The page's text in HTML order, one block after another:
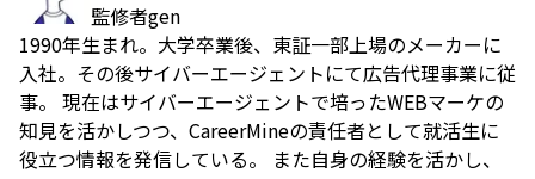
監修者gen
1990年生まれ。大学卒業後、東証一部上場のメーカーに
入社。その後サイバーエージェントにて広告代理事業に従
事。 現在はサイバーエージェントで培ったWEBマーケの
知見を活かしつつ、CareerMineの責任者として就活生に
役立つ情報を発信している。 また自身の経験を活かし、